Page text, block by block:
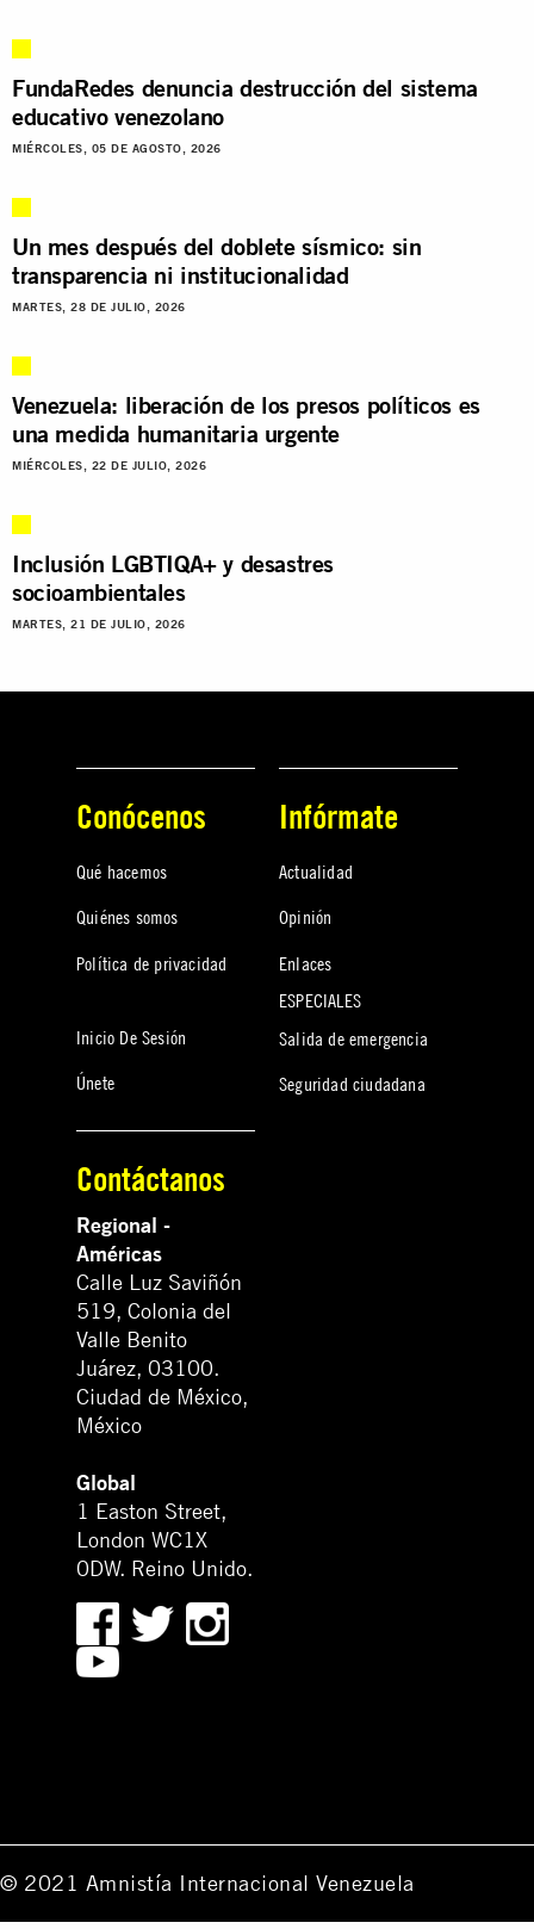
FundaRedes denuncia destrucción del sistema
educativo venezolano
MIÉRCOLES, 05 DE AGOSTO, 2026
Un mes después del doblete sísmico: sin
transparencia ni institucionalidad
MARTES, 28 DE JULIO, 2026
Venezuela: liberación de los presos políticos es
una medida humanitaria urgente
MIÉRCOLES, 22 DE JULIO, 2026
Inclusión LGBTIQA+ y desastres
socioambientales
MARTES, 21 DE JULIO, 2026
Conócenos
Qué hacemos
Quiénes somos
Política de privacidad
Inicio De Sesión
Únete
Infórmate
Actualidad
Opinión
Enlaces
ESPECIALES
Salida de emergencia
Seguridad ciudadana
Contáctanos
Regional -
Américas
Calle Luz Saviñón
519, Colonia del
Valle Benito
Juárez, 03100.
Ciudad de México,
México
Global
1 Easton Street,
London WC1X
0DW. Reino Unido.
© 2021 Amnistía Internacional Venezuela